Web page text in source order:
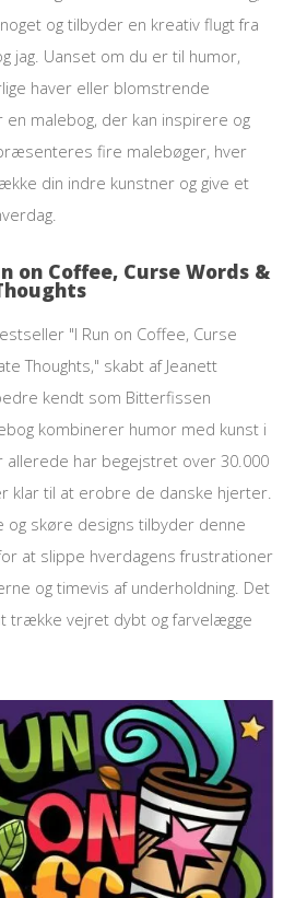
og tilbyder en kreativ flugt fra
jag. Uanset om du er til humor,
haver eller blomstrende
malebog, der kan inspirere og
fire malebøger, hver
din indre kunstner og give et
on Coffee, Curse Words &
"I Run on Coffee, Curse
Thoughts," skabt af Jeanett
kendt som Bitterfissen
kombinerer humor med kunst i
allerede har begejstret over 30.000
klar til at erobre de danske hjerter.
og skøre designs tilbyder denne
at slippe hverdagens frustrationer
og timevis af underholdning. Det
trække vejret dybt og farvelægge